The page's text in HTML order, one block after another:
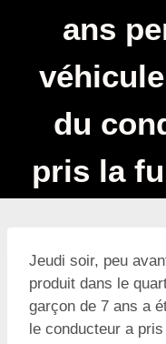
ans
du
pris la
Jeudi soir, peu
produit dans le
garçon de 7 ans a
le conducteur a